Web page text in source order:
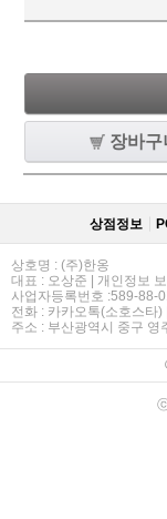
장바구
상점정보
상호명 : (주)한옹
대표 : 오상준 | 개인정보
사업자등록번호 :589-88-
전화 : 카카오톡(소호스타
주소 : 부산광역시 중구 영
ⓒ